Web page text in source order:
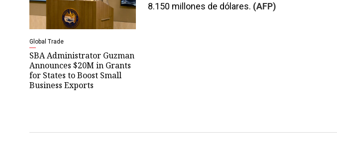
Global Trade
SBA Administrator Guzman
Announces $20M in Grants
for States to Boost Small
Business Exports
8.150 millones de dólares. (AFP)